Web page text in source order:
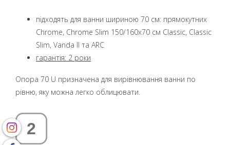
підходять для ванни шириною 70 см: прямокутних
Chrome, Chrome Slim 150/160x70 см Classic, Classic
Slim, Vanda II та ARC
гарантія: 2 роки
Опора 70 U призначена для вирівнювання ванни по
рівню, яку можна легко облицювати.